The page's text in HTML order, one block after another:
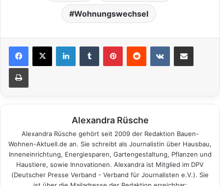
Wohnungswechsel
Alexandra Rüsche
Alexandra Rüsche gehört seit 2009 der Redaktion Bauen-
Wohnen-Aktuell.de an. Sie schreibt als Journalistin über Hausbau,
Inneneinrichtung, Energiesparen, Gartengestaltung, Pflanzen und
Haustiere, sowie Innovationen. Alexandra ist Mitglied im DPV
(Deutscher Presse Verband - Verband für Journalisten e.V.). Sie